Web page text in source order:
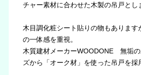
チャー素材に合わせた木製の吊戸とし
木目調化粧シート貼りの物もあります
の一体感を重視。
木質建材メーカーWOODONE 無垢
ズから「オーク材」を使った吊戸を採